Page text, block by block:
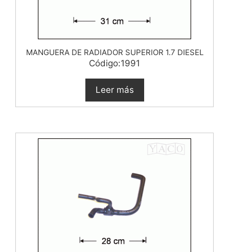
MANGUERA DE RADIADOR SUPERIOR 1.7 DIESEL
Código:1991
Leer más